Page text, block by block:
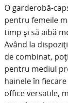
O garderobă-
pentru femeile
timp și să aibă
Având la
de combinat,
pentru mediul
hainele în
office versatile,